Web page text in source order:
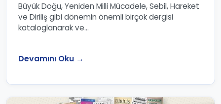
Büyük Doğu, Yeniden Milli Mücadele, Sebil, Hareket
ve Diriliş gibi dönemin önemli birçok dergisi
kataloglanarak ve...
Devamını Oku →